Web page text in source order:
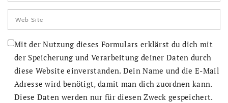
Mit der Nutzung dieses Formulars erklärst du dich mit
der Speicherung und Verarbeitung deiner Daten durch
diese Website einverstanden. Dein Name und die E-Mail
Adresse wird benötigt, damit man dich zuordnen kann.
Diese Daten werden nur für diesen Zweck gespeichert.